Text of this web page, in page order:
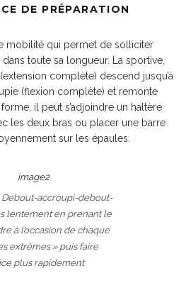
DE PRÉPARATION
mobilité qui permet de solliciter
dans toute sa longueur. La sportive,
complète) descend jusqu’à
(flexion complète) et remonte
il peut s’adjoindre un haltère
les deux bras ou placer une barre
sur les épaules.
accroupi-debout-
lentement en prenant le
à l’occasion de chaque
extrêmes » puis faire
plus rapidement